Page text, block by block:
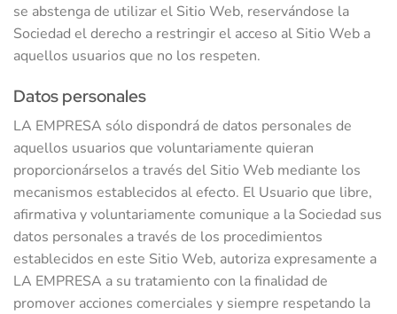
se abstenga de utilizar el Sitio Web, reservándose la
Sociedad el derecho a restringir el acceso al Sitio Web a
aquellos usuarios que no los respeten.
Datos personales
LA EMPRESA sólo dispondrá de datos personales de
aquellos usuarios que voluntariamente quieran
proporcionárselos a través del Sitio Web mediante los
mecanismos establecidos al efecto. El Usuario que libre,
afirmativa y voluntariamente comunique a la Sociedad sus
datos personales a través de los procedimientos
establecidos en este Sitio Web, autoriza expresamente a
LA EMPRESA a su tratamiento con la finalidad de
promover acciones comerciales y siempre respetando la